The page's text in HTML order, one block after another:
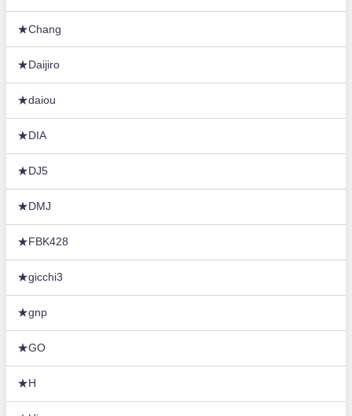
★Chang
★Daijiro
★daiou
★DIA
★DJ5
★DMJ
★FBK428
★gicchi3
★gnp
★GO
★H